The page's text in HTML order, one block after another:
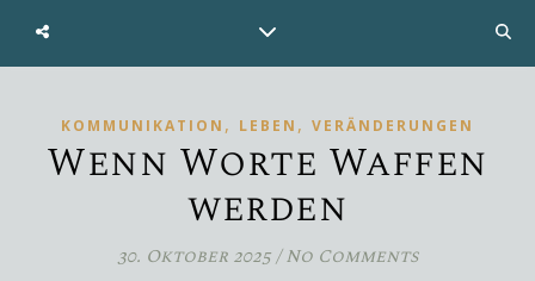
KOMMUNIKATION , LEBEN , VERÄNDERUNGEN
Wenn Worte Waffen
werden
30. Oktober 2025/ No Comments